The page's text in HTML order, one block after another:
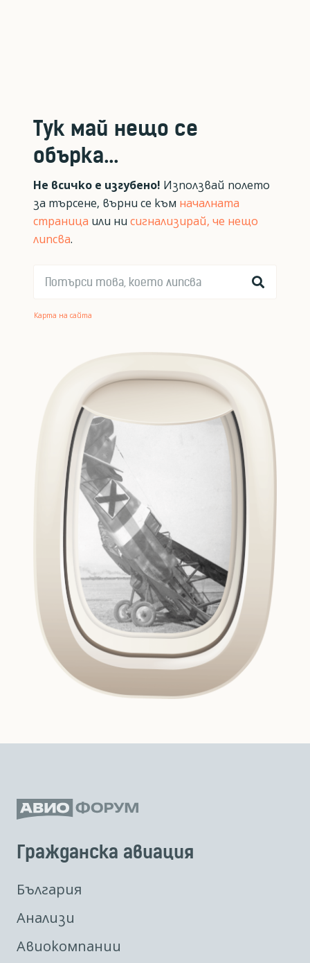
Тук май нещо се
обърка...
Не всичко е изгубено! Използвай полето
за търсене, върни се към началната
страница или ни сигнализирай, че нещо
липсва.
Карта на сайта
Гражданска авиация
България
Анализи
Авиокомпании